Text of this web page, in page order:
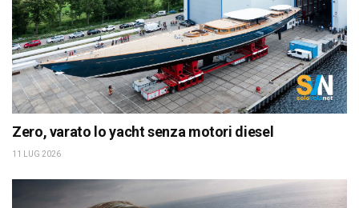
Zero, varato lo yacht senza motori diesel
11 LUG 2026